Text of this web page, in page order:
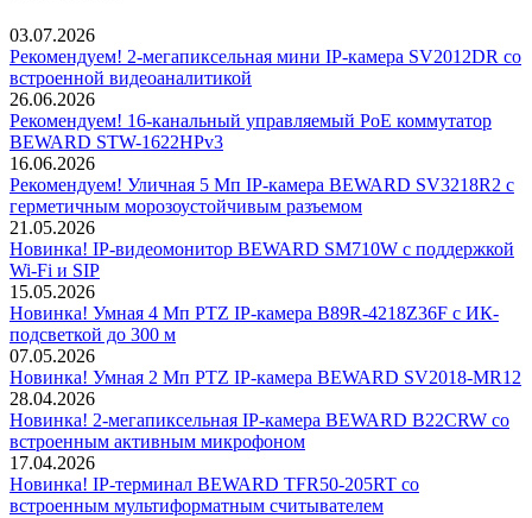
03.07.2026
Рекомендуем! 2-мегапиксельная мини IP-камера SV2012DR со
встроенной видеоаналитикой
26.06.2026
Рекомендуем! 16-канальный управляемый PoE коммутатор
BEWARD STW-1622HPv3
16.06.2026
Рекомендуем! Уличная 5 Мп IP-камера BEWARD SV3218R2 с
герметичным морозоустойчивым разъемом
21.05.2026
Новинка! IP-видеомонитор BEWARD SM710W с поддержкой
Wi-Fi и SIP
15.05.2026
Новинка! Умная 4 Мп PTZ IP-камера B89R-4218Z36F с ИК-
подсветкой до 300 м
07.05.2026
Новинка! Умная 2 Мп PTZ IP-камера BEWARD SV2018-MR12
28.04.2026
Новинка! 2-мегапиксельная IP-камера BEWARD B22CRW со
встроенным активным микрофоном
17.04.2026
Новинка! IP-терминал BEWARD TFR50-205RT со
встроенным мультиформатным считывателем